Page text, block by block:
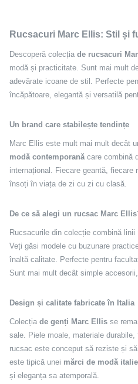
Rucsacuri Marc Ellis: Stil și
Descoperă colecția de rucsacuri
modă și practicitate. Sunt mai mult
adevărate icoane de stil. Perfecte
încăpătoare, elegantă și versatilă
Un brand care stabilește tendințe
Marc Ellis este mult mai mult decât
modă contemporană care combină
internațional. Fiecare geantă,
însoți în viața de zi cu zi cu clasă.
De ce să alegi un rucsac Marc
Rucsacurile din colecție combină linii
Veți găsi modele cu buzunare
înaltă calitate. Perfecte pentru
Sunt mai mult decât simple
Design și calitate fabricate în Italia
Colecția de genți Marc Ellis se
sale. Piele moale, materiale
rucsac este conceput să reziste și
este tipică unei mărci de modă
și eleganța sa atemporală.